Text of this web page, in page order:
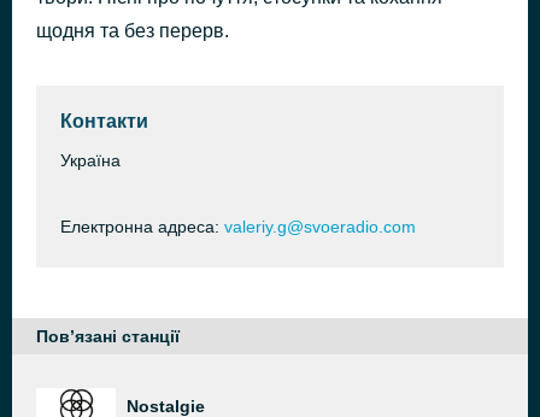
щодня та без перерв.
Контакти
Україна
Електронна адреса: valeriy.g@svoeradio.com
Пов’язані станції
Nostalgie